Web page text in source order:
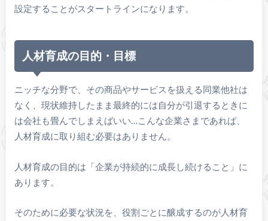
設定することがスタートラインになります。
人材育成の目的・目標
ニッチな分野で、その商品やサービスを扱える同業他社は
なく、現状維持したまま最終的には自分が引退するときに
は会社も畳んでしまえばいい…こんな企業さまであれば、
人材育成に取り組む必要はありません。
人材育成の目的は「企業が持続的に成長し続けること」に
あります。
そのために必要な状況を、役割ごとに醸成するのが人材育